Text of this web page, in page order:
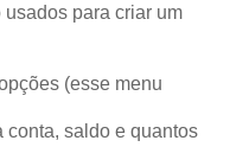
para criar um
(esse menu
conta, saldo e quantos